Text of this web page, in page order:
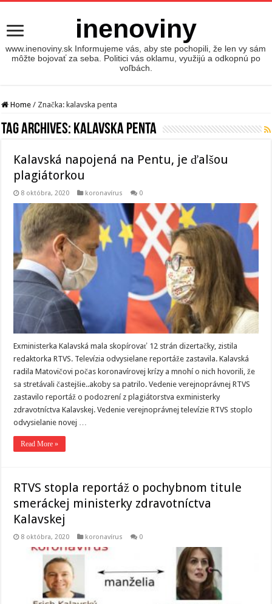
inenoviny
www.inenoviny.sk Informujeme vás, aby ste pochopili, že len vy sám
môžte bojovať za seba. Politici vás oklamu, využijú a odkopnú po
voľbách.
Home / Značka: kalavska penta
Tag Archives: kalavska penta
Kalavská napojená na Pentu, je ďalšou
plagiátorkou
8 októbra, 2020 koronavírus 0
Exministerka Kalavská mala skopírovať 12 strán dizertačky, zistila
redaktorka RTVS. Televízia odvysielane reportáže zastavila. Kalavská
radila Matovičovi počas koronavírovej krízy a mnohí o nich hovorili, že
sa stretávali častejšie..akoby sa patrilo. Vedenie verejnoprávnej RTVS
zastavilo reportáž o podozrení z plagiátorstva exministerky
zdravotníctva Kalavskej. Vedenie verejnoprávnej televízie RTVS stoplo
odvysielanie novej …
Read More »
RTVS stopla reportáž o pochybnom titule
smeráckej ministerky zdravotníctva
Kalavskej
8 októbra, 2020 koronavírus 0